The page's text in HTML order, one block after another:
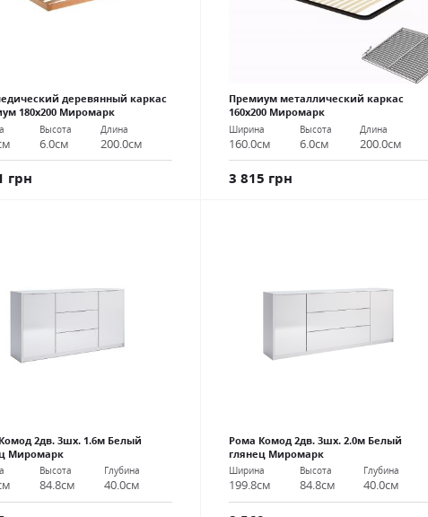
деревянный каркас
180х200 Миромарк
Высота
6.0см
Длина
200.0см
грн
Премиум металлический каркас
160х200 Миромарк
Ширина
160.0см
Высота
6.0см
Длина
200.0см
3 815 грн
2дв. 3шх. 1.6м Белый
Миромарк
Высота
84.8см
Глубина
40.0см
Рома Комод 2дв. 3шх. 2.0м Белый
глянец Миромарк
Ширина
199.8см
Высота
84.8см
Глубина
40.0см